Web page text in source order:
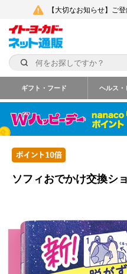
【大切なお知らせ】ご
ギフト・フード ヘルス・
ソフィおでかけ交換シ